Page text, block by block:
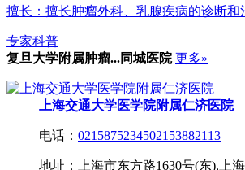
擅长：擅长肿瘤外科、乳腺疾病的诊断和
专家科普
复旦大学附属肿瘤...同城医院 更多»
上海交通大学医学院附属仁济医院
电话： 0215875234502153882113
地址：上海市东方路1630号(东),上